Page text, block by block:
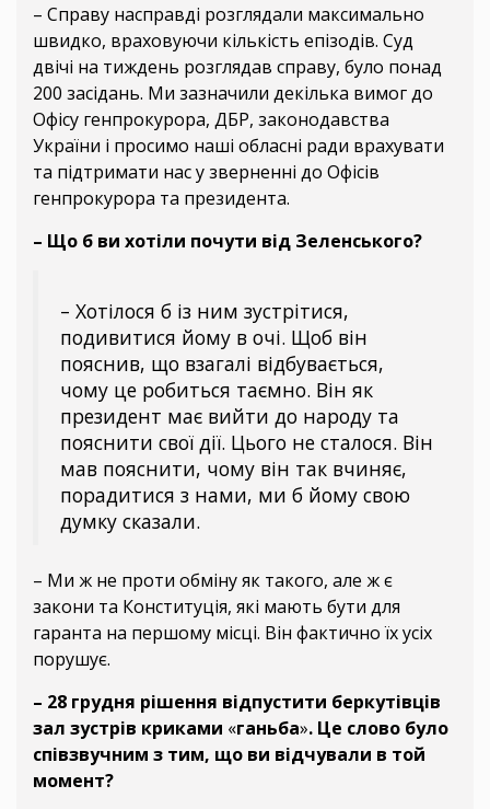
– Справу насправді розглядали максимально
швидко, враховуючи кількість епізодів. Суд
двічі на тиждень розглядав справу, було понад
200 засідань. Ми зазначили декілька вимог до
Офісу генпрокурора, ДБР, законодавства
України і просимо наші обласні ради врахувати
та підтримати нас у зверненні до Офісів
генпрокурора та президента.
– Що б ви хотіли почути від Зеленського?
– Хотілося б із ним зустрітися,
подивитися йому в очі. Щоб він
пояснив, що взагалі відбувається,
чому це робиться таємно. Він як
президент має вийти до народу та
пояснити свої дії. Цього не сталося. Він
мав пояснити, чому він так вчиняє,
порадитися з нами, ми б йому свою
думку сказали.
– Ми ж не проти обміну як такого, але ж є
закони та Конституція, які мають бути для
гаранта на першому місці. Він фактично їх усіх
порушує.
– 28 грудня рішення відпустити беркутівців
зал зустрів криками «ганьба». Це слово було
співзвучним з тим, що ви відчували в той
момент?